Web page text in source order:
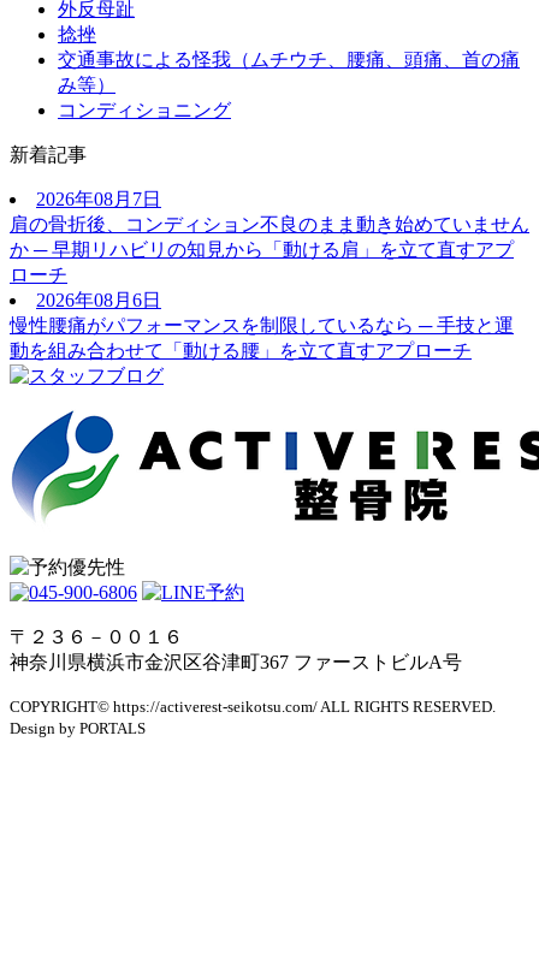
外反母趾
捻挫
交通事故による怪我（ムチウチ、腰痛、頭痛、首の痛
み等）
コンディショニング
新着記事
2026年08月7日
肩の骨折後、コンディション不良のまま動き始めていません
か ─ 早期リハビリの知見から「動ける肩」を立て直すアプ
ローチ
2026年08月6日
慢性腰痛がパフォーマンスを制限しているなら ─ 手技と運
動を組み合わせて「動ける腰」を立て直すアプローチ
〒２３６－００１６
神奈川県横浜市金沢区谷津町367 ファーストビルA号
COPYRIGHT© https://activerest-seikotsu.com/ ALL RIGHTS RESERVED.
Design by PORTALS